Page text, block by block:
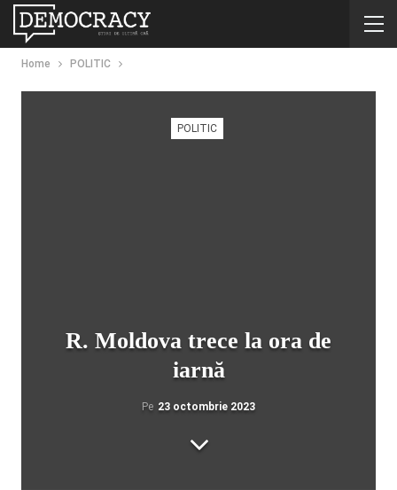
Home POLITIC
POLITIC
R. Moldova trece la ora de
iarnă
Pe 23 octombrie 2023